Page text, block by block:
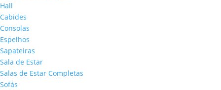
Hall
Cabides
Consolas
Espelhos
Sapateiras
Sala de Estar
Salas de Estar Completas
Sofás